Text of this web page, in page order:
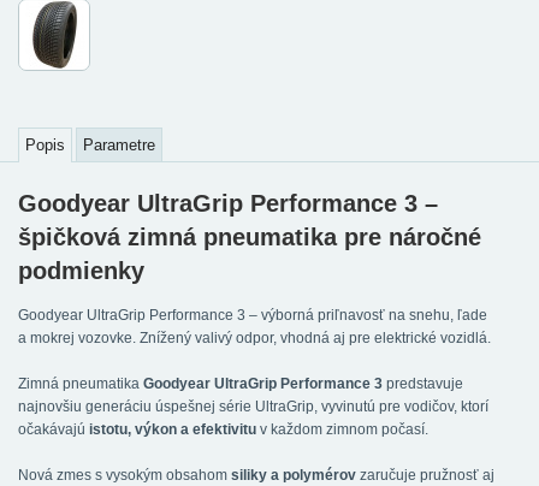
Popis Parametre
Goodyear UltraGrip Performance 3 –
špičková zimná pneumatika pre náročné
podmienky
Goodyear UltraGrip Performance 3 – výborná priľnavosť na snehu, ľade
a mokrej vozovke. Znížený valivý odpor, vhodná aj pre elektrické vozidlá.
Zimná pneumatika Goodyear UltraGrip Performance 3 predstavuje
najnovšiu generáciu úspešnej série UltraGrip, vyvinutú pre vodičov, ktorí
očakávajú istotu, výkon a efektivitu v každom zimnom počasí.
Nová zmes s vysokým obsahom siliky a polymérov zaručuje pružnosť aj